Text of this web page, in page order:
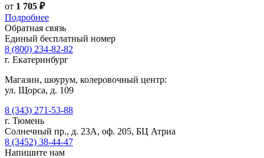
от 1 705 ₽
Подробнее
Обратная связь
Единый бесплатный номер
8 (800) 234-82-82
г. Екатеринбург
Магазин, шоурум, колеровочный центр:
ул. Щорса, д. 109
8 (343) 271-53-88
г. Тюмень
Солнечный пр., д. 23А, оф. 205, БЦ Атриа
8 (3452) 38-44-47
Напишите нам